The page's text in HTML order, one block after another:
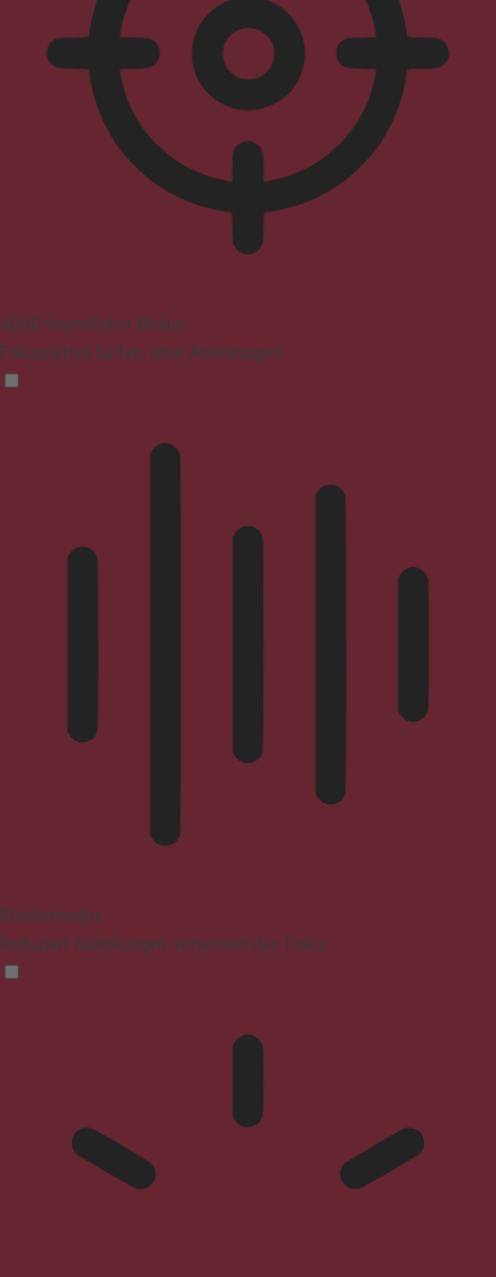
ADHD-freundlicher Modus
Fokussiertes Surfen, ohne Ablenkungen
Blindenmodus
Reduziert Ablenkungen, verbessert den Fokus